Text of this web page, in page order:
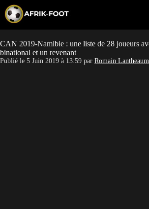
p
o
c
o
CAN
CAN 2019-Namibie : une liste de 28 joueurs
binational et un revenant
Publié le 5 Juin 2019 à 13:59 par Romain